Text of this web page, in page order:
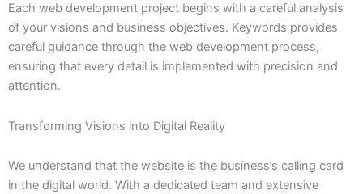
Each web development project begins with a careful analysis
of your visions and business objectives. Keywords provides
careful guidance through the web development process,
ensuring that every detail is implemented with precision and
attention.
Transforming Visions into Digital Reality
We understand that the website is the business’s calling card
in the digital world. With a dedicated team and extensive